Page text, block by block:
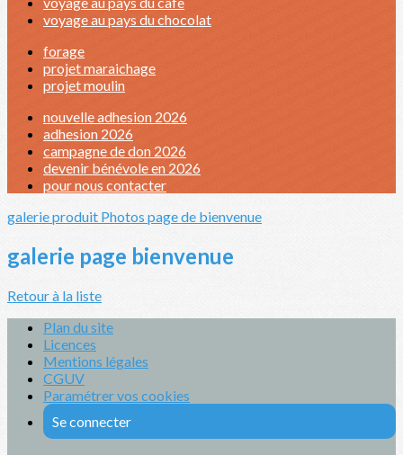
voyage au pays du chocolat
forage
projet maraichage
projet moulin
nouvelle adhesion 2026
adhesion 2026
campagne de don 2026
devenir bénévole en 2026
pour nous contacter
galerie produit Photos page de bienvenue
galerie page bienvenue
Retour à la liste
Plan du site
Licences
Mentions légales
CGUV
Paramétrer vos cookies
Se connecter